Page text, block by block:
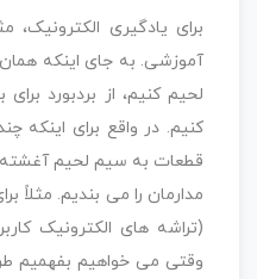
برای یادگیری
آموزشی. به جای اینکه همان
لحیم کنیم، از بردبورد
کنیم. در واقع برای اینکه
قطعات به سیم لحیم آغشته
مدارمان را می بندیم.
(تراشه های الکترونیک
وقتی می خواهیم بفهمیم